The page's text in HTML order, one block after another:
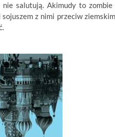
salutują. Akimudy to zombie
z nimi przeciw